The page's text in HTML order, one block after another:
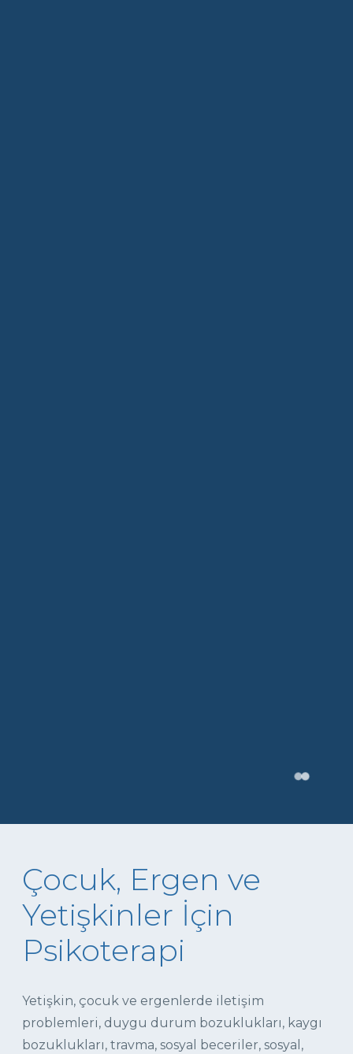
Çocuk, Ergen ve
Yetişkinler İçin
Psikoterapi
Yetişkin, çocuk ve ergenlerde iletişim
problemleri, duygu durum bozuklukları, kaygı
bozuklukları, travma, sosyal beceriler, sosyal,